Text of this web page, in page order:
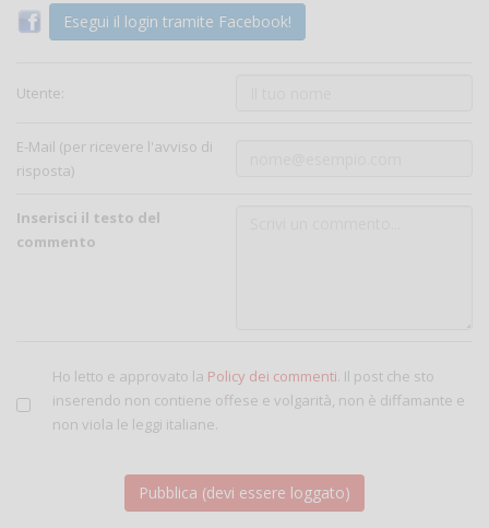
Esegui il login tramite Facebook!
Utente:
E-Mail (per ricevere l'avviso di
risposta)
Inserisci il testo del
commento
Ho letto e approvato la Policy dei commenti. Il post che sto
inserendo non contiene offese e volgarità, non è diffamante e
non viola le leggi italiane.